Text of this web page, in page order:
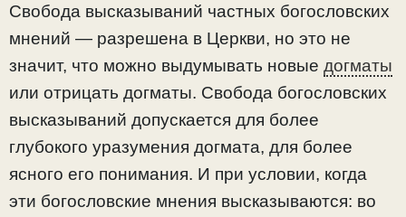
Свобода высказываний частных богословских
мнений — разрешена в Церкви, но это не
значит, что можно выдумывать новые догматы
или отрицать догматы. Свобода богословских
высказываний допускается для более
глубокого уразумения догмата, для более
ясного его понимания. И при условии, когда
эти богословские мнения высказываются: во